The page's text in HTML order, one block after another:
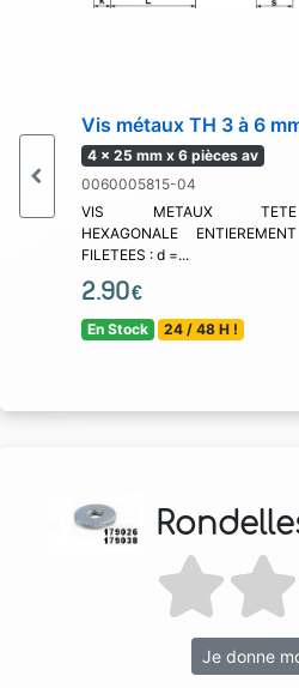
Vis métaux TH 3 à 6
4 x 25 mm x 6 pièces av
0060005815-04
VIS METAUX TETE
HEXAGONALE ENTIEREMENT
FILETEES : d =...
2.90€
En Stock 24 / 48 H !
Je donne